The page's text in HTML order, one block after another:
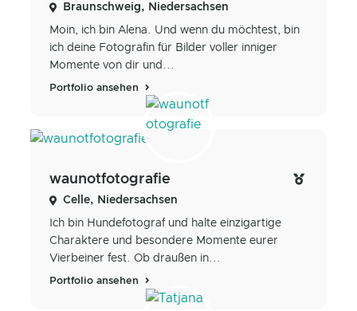
Braunschweig, Niedersachsen
Moin, ich bin Alena. Und wenn du möchtest, bin
ich deine Fotografin für Bilder voller inniger
Momente von dir und...
Portfolio ansehen
waunotfotografie
Celle, Niedersachsen
Ich bin Hundefotograf und halte einzigartige
Charaktere und besondere Momente eurer
Vierbeiner fest. Ob draußen in...
Portfolio ansehen